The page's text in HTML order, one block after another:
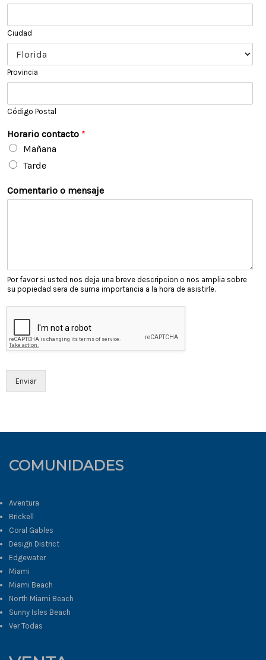
Ciudad
Provincia
Código Postal
Horario contacto *
Mañana
Tarde
Comentario o mensaje
Por favor si usted nos deja una breve descripcion o nos amplia sobre
su popiedad sera de suma importancia a la hora de asistirle.
Enviar
COMUNIDADES
Aventura
Brickell
Coral Gables
Design District
Edgewater
Miami
Miami Beach
North Miami Beach
Sunny Isles Beach
Ver Todas